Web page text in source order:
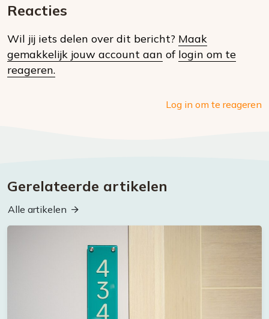
social
Reacties
Wil jij iets delen over dit bericht? Maak
gemakkelijk jouw account aan of login om te
reageren.
Log in om te reageren
Gerelateerde artikelen
Alle artikelen